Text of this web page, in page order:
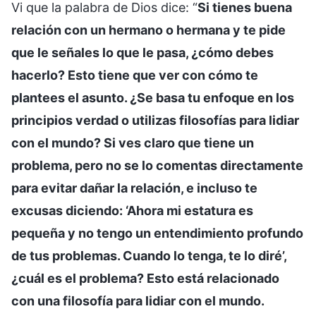
Vi que la palabra de Dios dice: “Si tienes buena
relación con un hermano o hermana y te pide
que le señales lo que le pasa, ¿cómo debes
hacerlo? Esto tiene que ver con cómo te
plantees el asunto. ¿Se basa tu enfoque en los
principios verdad o utilizas filosofías para lidiar
con el mundo? Si ves claro que tiene un
problema, pero no se lo comentas directamente
para evitar dañar la relación, e incluso te
excusas diciendo: ‘Ahora mi estatura es
pequeña y no tengo un entendimiento profundo
de tus problemas. Cuando lo tenga, te lo diré’,
¿cuál es el problema? Esto está relacionado
con una filosofía para lidiar con el mundo.